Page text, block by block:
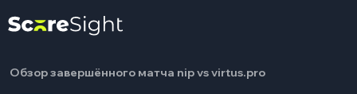
Обзор завершённого матча nip vs virtus.pro